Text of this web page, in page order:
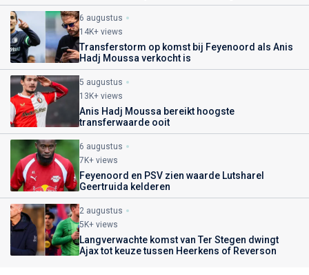
6 augustus
14K+ views
Transferstorm op komst bij Feyenoord als Anis
Hadj Moussa verkocht is
5 augustus
13K+ views
Anis Hadj Moussa bereikt hoogste
transferwaarde ooit
6 augustus
7K+ views
Feyenoord en PSV zien waarde Lutsharel
Geertruida kelderen
2 augustus
5K+ views
Langverwachte komst van Ter Stegen dwingt
Ajax tot keuze tussen Heerkens of Reverson